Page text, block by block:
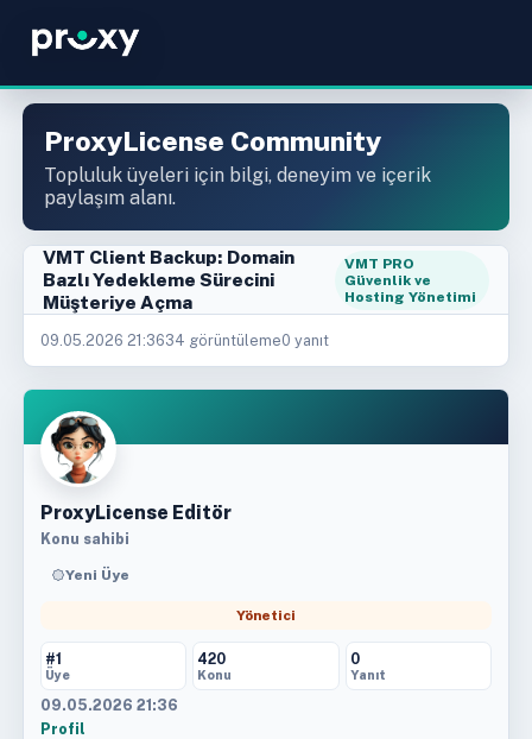
ProxyLicense Community
Topluluk üyeleri için bilgi, deneyim ve içerik
paylaşım alanı.
VMT Client Backup: Domain
Bazlı Yedekleme Sürecini
Müşteriye Açma
VMT PRO
Güvenlik ve
Hosting Yönetimi
09.05.2026 21:3634 görüntüleme0 yanıt
ProxyLicense Editör
Konu sahibi
Yeni Üye
Yönetici
#1
Üye
420
Konu
0
Yanıt
09.05.2026 21:36
Profil